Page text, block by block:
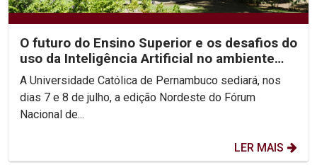
O futuro do Ensino Superior e os desafios do
uso da Inteligência Artificial no ambiente
acadêmico...
A Universidade Católica de Pernambuco sediará, nos
dias 7 e 8 de julho, a edição Nordeste do Fórum
Nacional de...
LER MAIS